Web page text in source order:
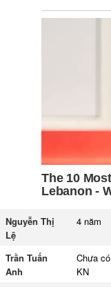
Nguyễn Thị
Lệ
4 năm
Trần Tuấn
Anh
Chưa có
KN